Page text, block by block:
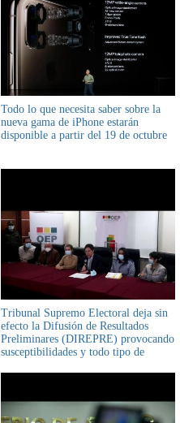
Todo lo que necesita saber sobre la
nueva gama de iPhone estarán
disponible a partir del 19 de octubre
Tribunal Supremo Electoral deja sin
efecto la Difusión de Resultados
Preliminares (DIREPRE) provocando
susceptibilidades y todo tipo de